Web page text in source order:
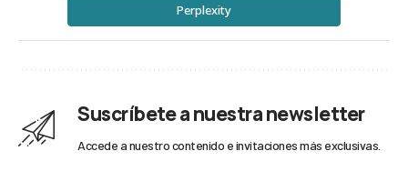
Perplexity
Suscríbete a nuestra newsletter
Accede a nuestro contenido e invitaciones más exclusivas.